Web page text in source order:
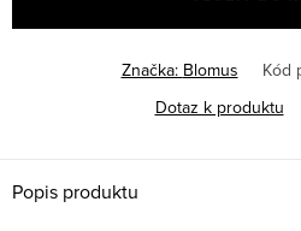
Značka: Blomus Kód
Dotaz k produktu
Popis produktu